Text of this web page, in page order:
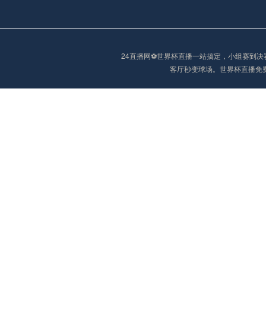
24直播网⚽️世界杯直播一站搞定，小组赛到
客厅秒变球场。世界杯直播